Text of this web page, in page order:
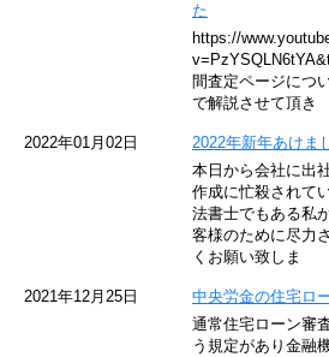
東京メトロ東西線
京王井の頭線
JR湘南新宿ライン
京王京王線
た
https://
間査定ページにつ
で解説させて頂き
2022年01月02日
2022年新年あけま
本日から会社に出
作成に忙殺されて
法書士でもある私
客様のために尽力
くお願い致しま
2021年12月25日
中央労金の住宅ロ
通常住宅ローン審
う規定があり金融